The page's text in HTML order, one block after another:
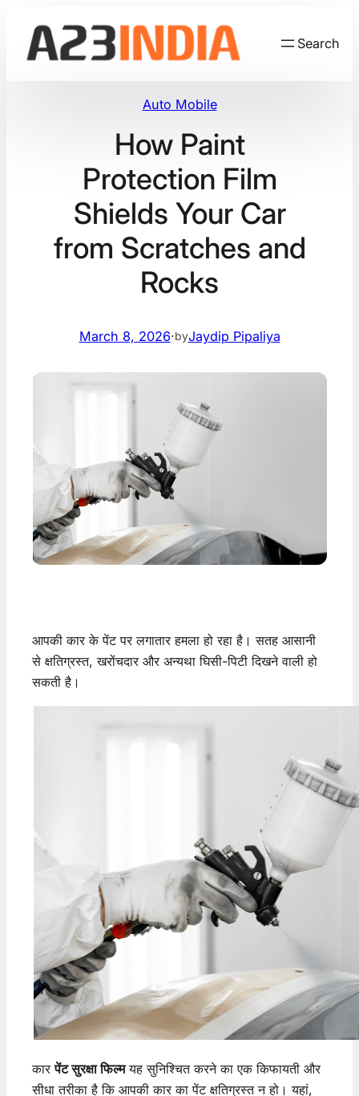
content
Search
Auto Mobile
How Paint
Protection Film
Shields Your Car
from Scratches and
Rocks
March 8, 2026·byJaydip Pipaliya
आपकी कार के पेंट पर लगातार हमला हो रहा है। सतह आसानी
से क्षतिग्रस्त, खरोंचदार और अन्यथा घिसी-पिटी दिखने वाली हो
सकती है।
कारपेंट सुरक्षा फिल्मयह सुनिश्चित करने का एक किफायती और
सीधा तरीका है कि आपकी कार का पेंट क्षतिग्रस्त न हो। यहां,